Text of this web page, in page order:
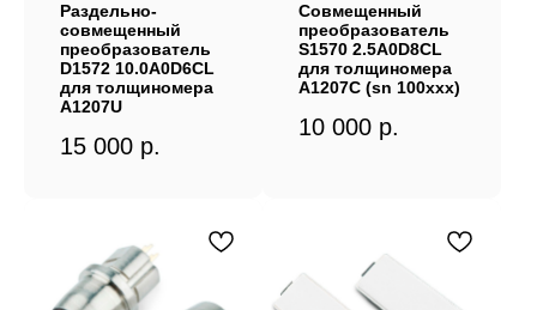
Раздельно-
совмещенный
преобразователь
D1572 10.0A0D6CL
для толщиномера
A1207U
15 000 р.
Совмещенный
преобразователь
S1570 2.5A0D8CL
для толщиномера
А1207С (sn 100ххх)
10 000 р.